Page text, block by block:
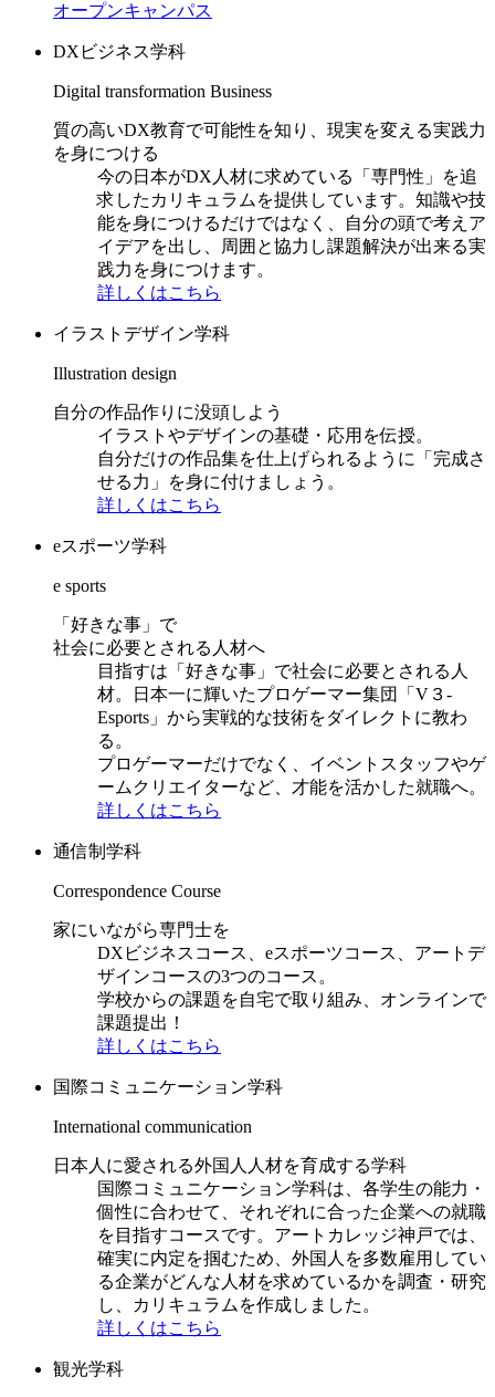
オープンキャンパス
DXビジネス学科
Digital transformation Business
質の高いDX教育で可能性を知り、現実を変える実践力
を身につける
今の日本がDX人材に求めている「専門性」を追
求したカリキュラムを提供しています。知識や技
能を身につけるだけではなく、自分の頭で考えア
イデアを出し、周囲と協力し課題解決が出来る実
践力を身につけます。
詳しくはこちら
イラストデザイン学科
Illustration design
自分の作品作りに没頭しよう
イラストやデザインの基礎・応用を伝授。
自分だけの作品集を仕上げられるように「完成さ
せる力」を身に付けましょう。
詳しくはこちら
eスポーツ学科
e sports
「好きな事」で
社会に必要とされる人材へ
目指すは「好きな事」で社会に必要とされる人
材。日本一に輝いたプロゲーマー集団「V３-
Esports」から実戦的な技術をダイレクトに教わ
る。
プロゲーマーだけでなく、イベントスタッフやゲ
ームクリエイターなど、才能を活かした就職へ。
詳しくはこちら
通信制学科
Correspondence Course
家にいながら専門士を
DXビジネスコース、eスポーツコース、アートデ
ザインコースの3つのコース。
学校からの課題を自宅で取り組み、オンラインで
課題提出！
詳しくはこちら
国際コミュニケーション学科
International communication
日本人に愛される外国人人材を育成する学科
国際コミュニケーション学科は、各学生の能力・
個性に合わせて、それぞれに合った企業への就職
を目指すコースです。アートカレッジ神戸では、
確実に内定を掴むため、外国人を多数雇用してい
る企業がどんな人材を求めているかを調査・研究
し、カリキュラムを作成しました。
詳しくはこちら
観光学科